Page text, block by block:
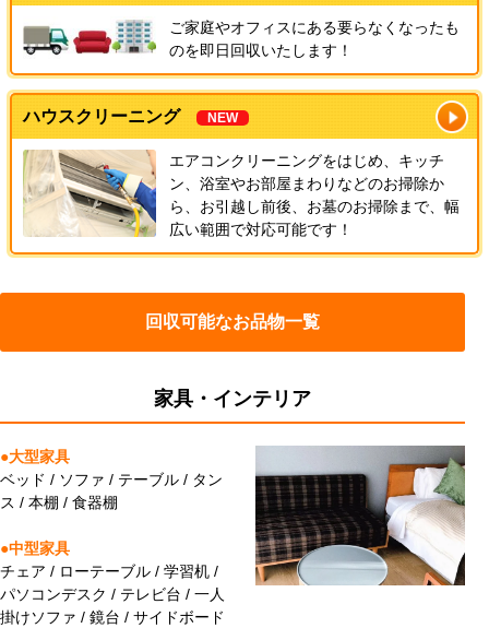
ご家庭やオフィスにある要らなくなったも
のを即日回収いたします！
ハウスクリーニング NEW
エアコンクリーニングをはじめ、キッチ
ン、浴室やお部屋まわりなどのお掃除か
ら、お引越し前後、お墓のお掃除まで、幅
広い範囲で対応可能です！
回収可能なお品物一覧
家具・インテリア
●大型家具
ベッド / ソファ / テーブル / タン
ス / 本棚 / 食器棚
●中型家具
チェア / ローテーブル / 学習机 /
パソコンデスク / テレビ台 / 一人
掛けソファ / 鏡台 / サイドボード